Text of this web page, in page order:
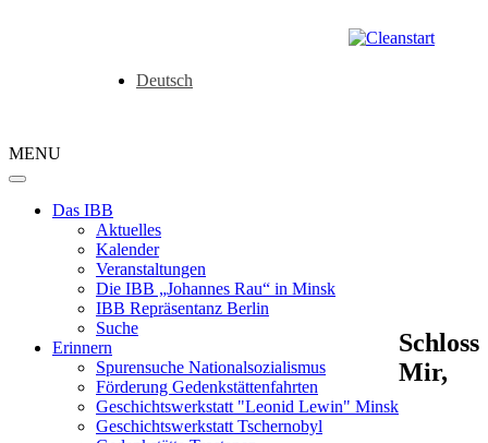
Deutsch
MENU
Das IBB
Aktuelles
Kalender
Veranstaltungen
Die IBB „Johannes Rau“ in Minsk
IBB Repräsentanz Berlin
Suche
Erinnern
Spurensuche Nationalsozialismus
Förderung Gedenkstättenfahrten
Geschichtswerkstatt "Leonid Lewin" Minsk
Geschichtswerkstatt Tschernobyl
Schloss
Mir,